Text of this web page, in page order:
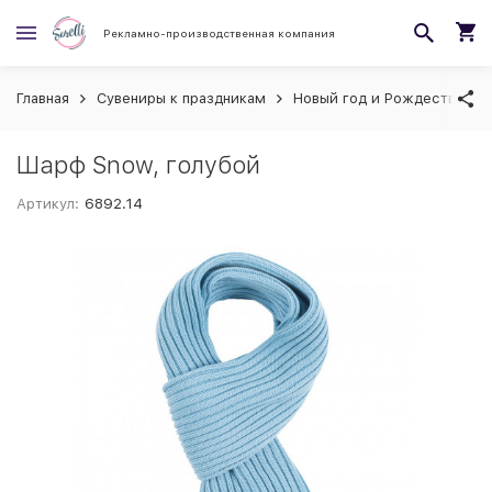
Рекламно-производственная компания
Главная Сувениры к праздникам Новый год и Рождество
Шарф Snow, голубой
Артикул: 6892.14